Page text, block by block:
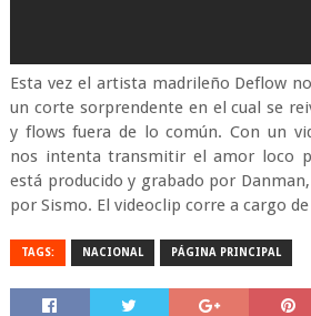
Esta vez el artista madrileño Deflow
un corte sorprendente en el cual se
y flows fuera de lo común. Con un
nos intenta transmitir el amor loco
está producido y grabado por
por Sismo. El videoclip corre a cargo
TAGS: NACIONAL PÁGINA PRINCIPAL